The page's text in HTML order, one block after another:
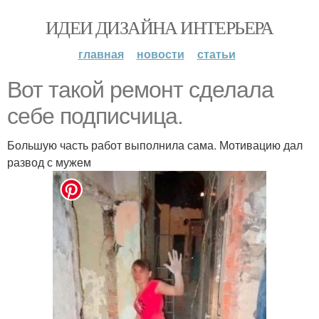
ИДЕИ ДИЗАЙНА ИНТЕРЬЕРА
главная новости статьи
Вот такой ремонт сделала
себе подписчица.
Большую часть работ выполнила сама. Мотивацию дал
развод с мужем